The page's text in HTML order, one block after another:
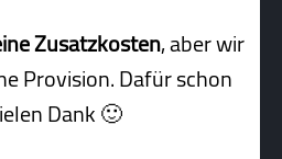
Zusatzkosten, aber wir
Pro­vi­sion. Dafür schon
Dank 🙂